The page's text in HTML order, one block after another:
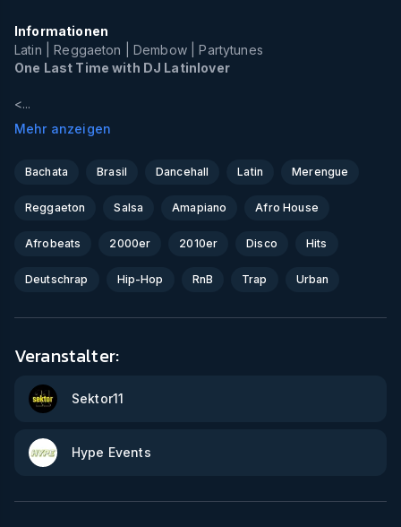
Informationen
Latin | Reggaeton | Dembow | Partytunes
One Last Time with DJ Latinlover
<...
Mehr anzeigen
Bachata Brasil Dancehall Latin Merengue
Reggaeton Salsa Amapiano Afro House
Afrobeats 2000er 2010er Disco Hits
Deutschrap Hip-Hop RnB Trap Urban
Veranstalter:
Sektor11
Hype Events